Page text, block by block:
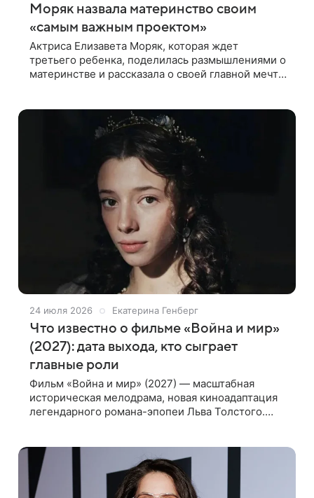
Моряк назвала материнство своим
«самым важным проектом»
Актриса Елизавета Моряк, которая ждет
третьего ребенка, поделилась размышлениями о
материнстве и рассказала о своей главной мечте
24 июля 2026 Екатерина Генберг
Что известно о фильме «Война и мир»
(2027): дата выхода, кто сыграет
главные роли
Фильм «Война и мир» (2027) — масштабная
историческая мелодрама, новая киноадаптация
легендарного романа-эпопеи Льва Толстого.
постановкам,